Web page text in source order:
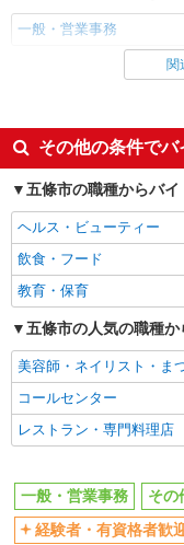
一般・営業事務
同じ雇用形態から五
同じ特徴から五条(奈
経験者・有資格者歓迎
昇給あり
昼
車通勤OK
社会保険あり
一般・営業事務
ボーナス・賞与あり
交通費支給
関
その他の条件で
五條市の職種からバ
ヘルス・ビューティー
飲食・フード
教育・保育
五條市の人気の職種
美容師・ネイリスト・ま
コールセンター
レストラン・専門料理店
一般・営業事務
その
経験者・有資格者歓